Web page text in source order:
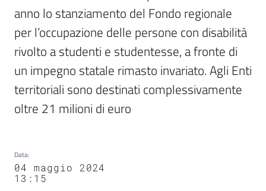
anno lo stanziamento del Fondo regionale
per l’occupazione delle persone con disabilità
rivolto a studenti e studentesse, a fronte di
un impegno statale rimasto invariato. Agli Enti
territoriali sono destinati complessivamente
oltre 21 milioni di euro
Data:
04 maggio 2024
13:15